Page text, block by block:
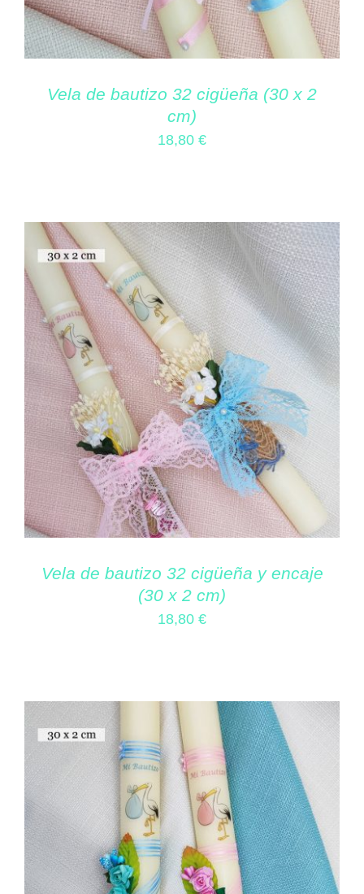
Vela de bautizo 32 cigüeña (30 x 2
cm)
18,80 €
Vela de bautizo 32 cigüeña y encaje
(30 x 2 cm)
18,80 €